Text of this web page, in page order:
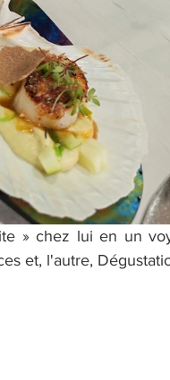
» chez lui en un
et, l'autre,